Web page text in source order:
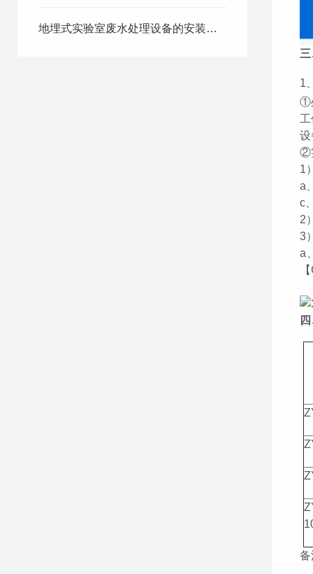
地埋式实验室废水处理设备的安装细节
1
①
②
1
a
c
2
3
a
备